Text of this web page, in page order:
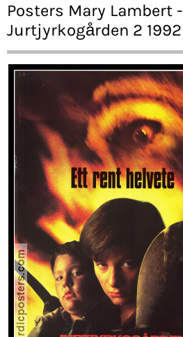
Posters Mary Lambert -
Jurtjyrkogården 2 1992